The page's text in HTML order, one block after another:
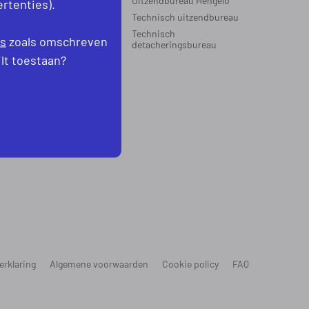
Holland
Technisch uitzendbureau
Technisch
detacheringsbureau
Algemene voorwaarden Cookie policy FAQ
zoals omschreven
toestaan?